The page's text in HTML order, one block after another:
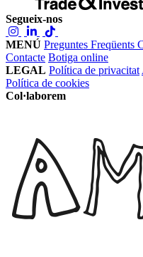
Segueix-nos
MENÚ Preguntes Freqüents
Contacte Botiga online
LEGAL Política de privacitat
Política de cookies
Col·laborem